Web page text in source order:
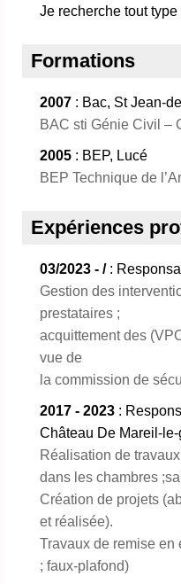
Je recherche tout
Formations
2007 : Bac, St Jean-
BAC sti Génie Civil –
2005 : BEP, Lucé
BEP Technique de
Expériences
03/2023 - /:
Gestion des
prestataires ;
acquittement des
vue de
la commission de
2017 - 2023 :
Château De Mareil-le-
Réalisation de
dans les chambres
Création de projets
et réalisée).
Travaux de remise en
; faux-plafond)